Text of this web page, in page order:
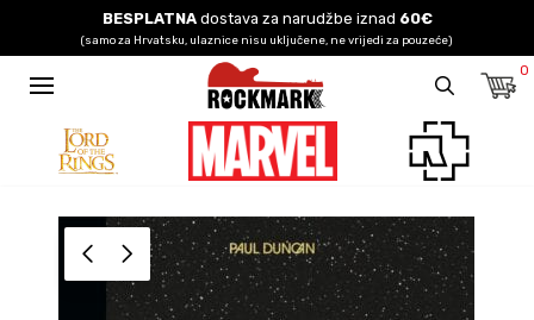
BESPLATNAdostava za narudžbe iznad 60€
(samo za Hrvatsku, ulaznice nisu uključene, ne vrijedi za pouzeće)
0